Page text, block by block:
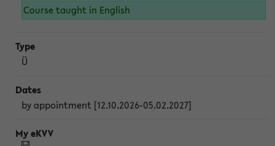
Course taught in English
Ü
by appointment [12.10.2026-05.02.2027]